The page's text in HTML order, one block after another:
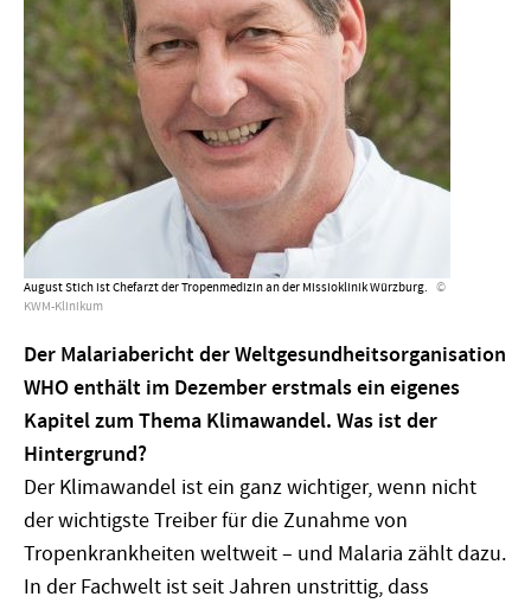
August Stich ist Chefarzt der Tropenmedizin an der Missioklinik Würzburg.
KWM-Klinikum
Der Malariabericht der Weltgesundheitsorganisation
WHO enthält im Dezember erstmals ein eigenes
Kapitel zum Thema Klimawandel. Was ist der
Hintergrund?
Der Klimawandel ist ein ganz wichtiger, wenn nicht
der wichtigste Treiber für die Zunahme von
Tropenkrankheiten weltweit – und Malaria zählt dazu.
In der Fachwelt ist seit Jahren unstrittig, dass